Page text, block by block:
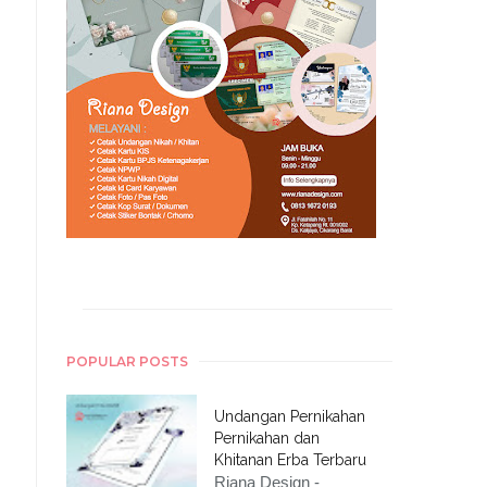
POPULAR POSTS
Undangan Pernikahan
Pernikahan dan
Khitanan Erba Terbaru
Riana Design -